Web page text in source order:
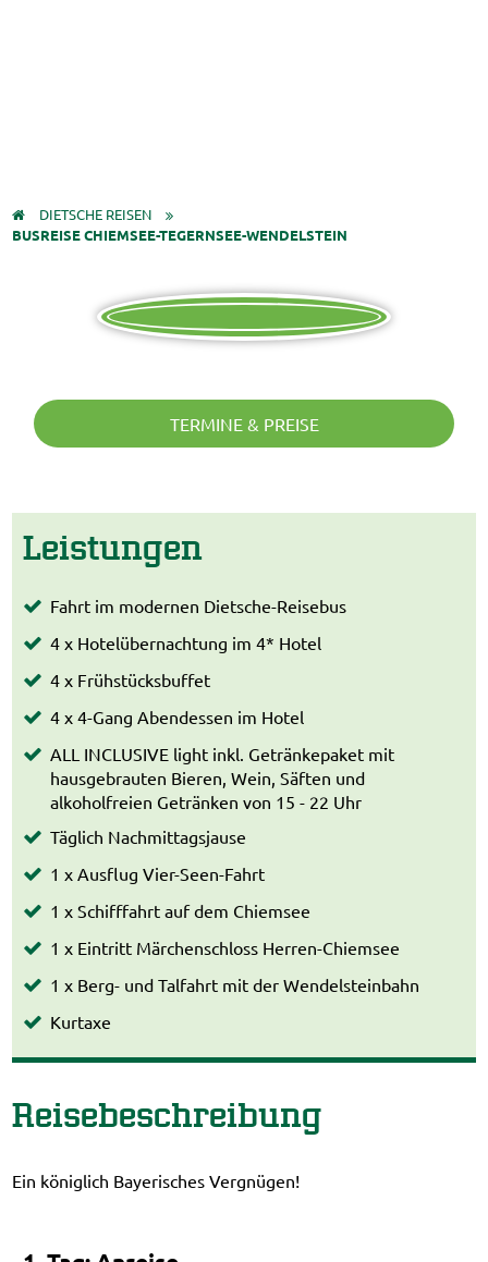
DIETSCHE REISEN
BUSREISE CHIEMSEE-TEGERNSEE-WENDELSTEIN
Reisebeschreibung
Ein königlich Bayerisches Vergnügen!
TERMINE & PREISE
Leistungen
Fahrt im modernen Dietsche-Reisebus
4 x Hotelübernachtung im 4* Hotel
4 x Frühstücksbuffet
4 x 4-Gang Abendessen im Hotel
ALL INCLUSIVE light inkl. Getränkepaket mit
hausgebrauten Bieren, Wein, Säften und
alkoholfreien Getränken von 15 - 22 Uhr
Täglich Nachmittagsjause
1 x Ausflug Vier-Seen-Fahrt
1 x Schifffahrt auf dem Chiemsee
1 x Eintritt Märchenschloss Herren-Chiemsee
1 x Berg- und Talfahrt mit der Wendelsteinbahn
Kurtaxe